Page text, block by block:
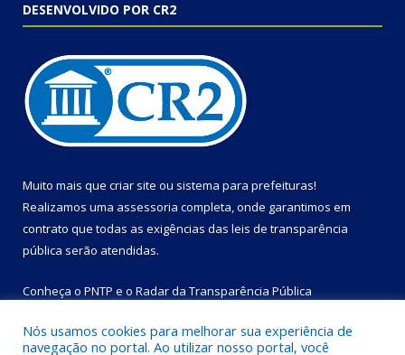
DESENVOLVIDO POR CR2
Muito mais que criar site ou sistema para prefeituras!
Realizamos uma assessoria completa, onde garantimos em
contrato que todas as exigências das leis de transparência
pública serão atendidas.
Conheça o PNTP e o Radar da Transparência Pública
Nós usamos cookies para melhorar sua experiência de
navegação no portal. Ao utilizar nosso portal, você